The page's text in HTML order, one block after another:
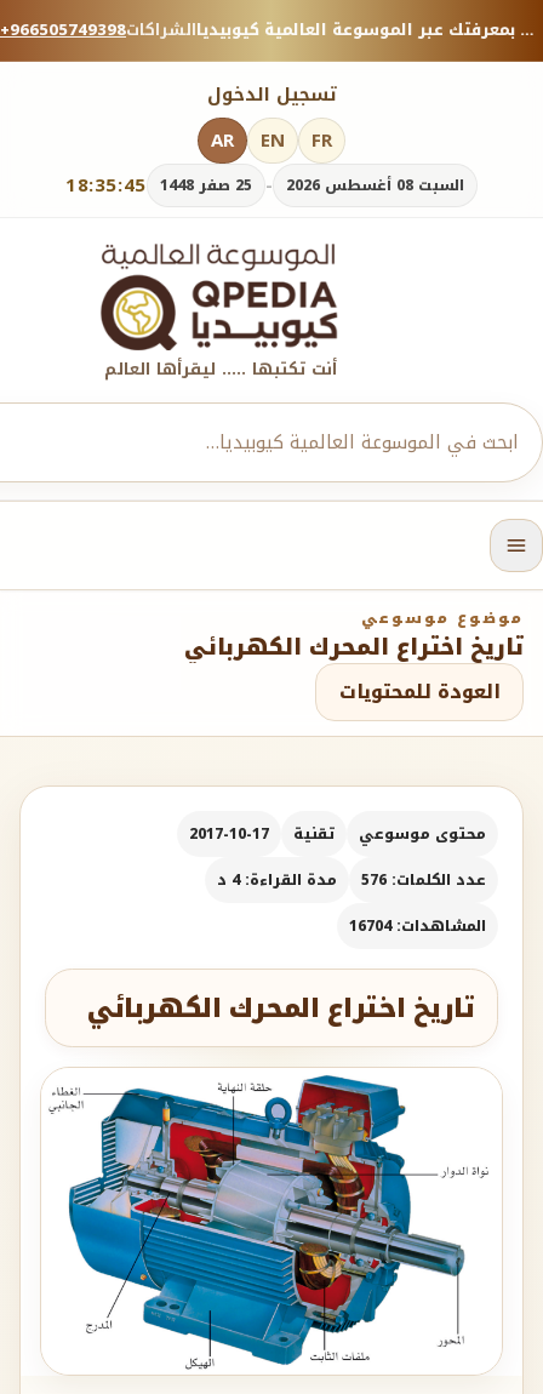
+966505749398الشراكات منصة معرفية موثوقة — شارك بمعرفتك عبر الموسوعة العالمية كيوبيديا.
تسجيل الدخول
18:35:47 السبت 08 أغسطس 2026 - 25 صفر 1448
AR EN FR
أنت تكتبها ..... ليقرأها العالم
موضوع موسوعي
تاريخ اختراع المحرك الكهربائي
العودة للمحتويات
محتوى موسوعي تقنية
2017-10-17
عدد الكلمات: 576
مدة القراءة: 4 د
المشاهدات: 16704
تاريخ اختراع المحرك الكهربائي